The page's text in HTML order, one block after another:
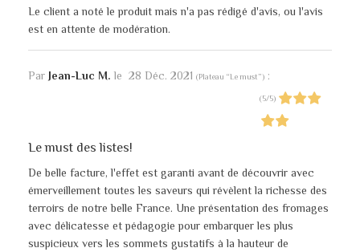
Le client a noté le produit mais n'a pas rédigé d'avis, ou l'avis
est en attente de modération.
Par Jean-Luc M. le 28 Déc. 2021 (Plateau “Le must”) :
(5/5)
Le must des listes!
De belle facture, l'effet est garanti avant de découvrir avec
émerveillement toutes les saveurs qui révèlent la richesse des
terroirs de notre belle France. Une présentation des fromages
avec délicatesse et pédagogie pour embarquer les plus
suspicieux vers les sommets gustatifs à la hauteur de